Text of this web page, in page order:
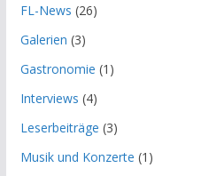
FL-News (26)
Galerien (3)
Gastronomie (1)
Interviews (4)
Leserbeiträge (3)
Musik und Konzerte (1)